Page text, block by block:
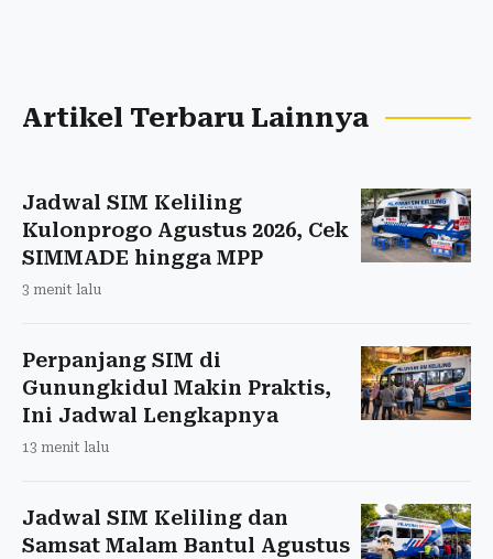
Artikel Terbaru Lainnya
Jadwal SIM Keliling
Kulonprogo Agustus 2026, Cek
SIMMADE hingga MPP
3 menit lalu
Perpanjang SIM di
Gunungkidul Makin Praktis,
Ini Jadwal Lengkapnya
13 menit lalu
Jadwal SIM Keliling dan
Samsat Malam Bantul Agustus